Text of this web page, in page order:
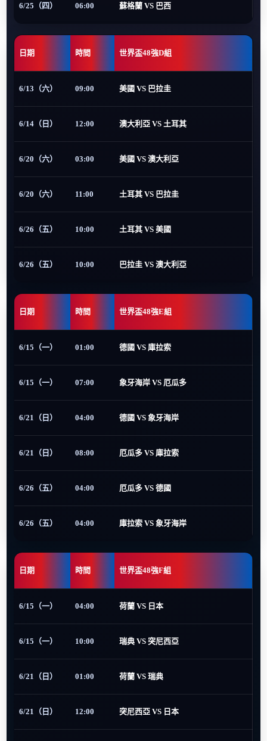
6/25（四） 06:00 蘇格蘭 VS 巴西
日期 時間 世界盃48強D組
6/13（六） 09:00 美國 VS 巴拉圭
6/14（日） 12:00 澳大利亞 VS 土耳其
6/20（六） 03:00 美國 VS 澳大利亞
6/20（六） 11:00 土耳其 VS 巴拉圭
6/26（五） 10:00 土耳其 VS 美國
6/26（五） 10:00 巴拉圭 VS 澳大利亞
日期 時間 世界盃48強E組
6/15（一） 01:00 德國 VS 庫拉索
6/15（一） 07:00 象牙海岸 VS 厄瓜多
6/21（日） 04:00 德國 VS 象牙海岸
6/21（日） 08:00 厄瓜多 VS 庫拉索
6/26（五） 04:00 厄瓜多 VS 德國
6/26（五） 04:00 庫拉索 VS 象牙海岸
日期 時間 世界盃48強F組
6/15（一） 04:00 荷蘭 VS 日本
6/15（一） 10:00 瑞典 VS 突尼西亞
6/21（日） 01:00 荷蘭 VS 瑞典
6/21（日） 12:00 突尼西亞 VS 日本